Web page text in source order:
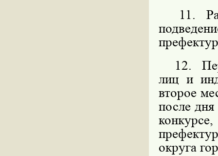
11.
12.
лиц и
второе
после дня
округа